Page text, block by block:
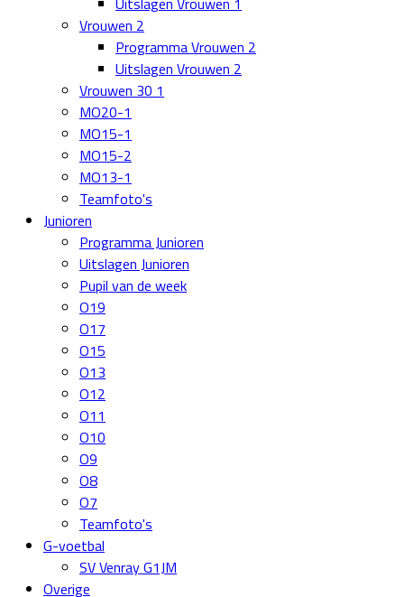
Vrouwen 2
Programma Vrouwen 2
Uitslagen Vrouwen 2
Vrouwen 30 1
MO20-1
MO15-1
MO15-2
MO13-1
Teamfoto's
Junioren
Programma Junioren
Uitslagen Junioren
Pupil van de week
O19
O17
O15
O13
O12
O11
O10
O9
O8
O7
Teamfoto's
G-voetbal
SV Venray G1JM
Overige